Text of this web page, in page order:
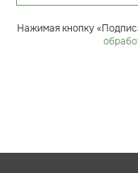
Нажимая кнопку